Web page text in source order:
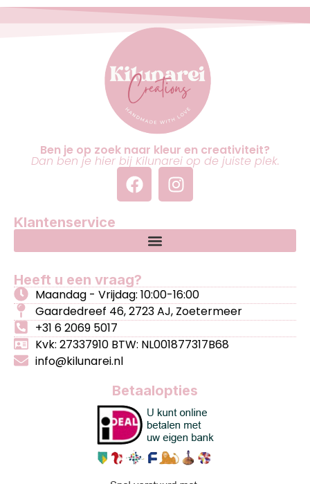
Ben je op zoek naar kleur en creativiteit?
Dan ben je hier bij Kilunarei op de juiste plek.
Klantenservice
Heeft u een vraag?
Maandag - Vrijdag: 10:00-16:00
Gaardedreef 46, 2723 AJ, Zoetermeer
+31 6 2069 5017
Kvk: 27337910 BTW: NL001877317B68
info@kilunarei.nl
Betaalopties